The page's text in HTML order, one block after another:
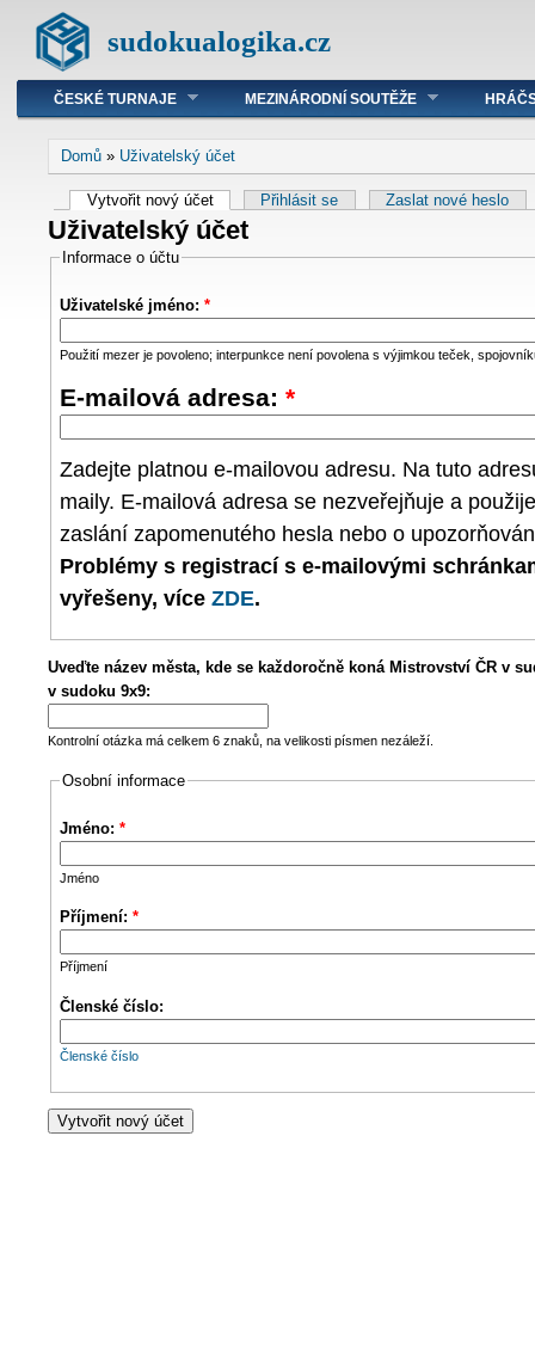
sudokualogika.cz
ČESKÉ TURNAJE MEZINÁRODNÍ SOUTĚŽE
Domů » Uživatelský účet
Vytvořit nový účet Přihlásit se Zaslat nové heslo
Uživatelský účet
Informace o účtu
Uživatelské jméno: *
Použití mezer je povoleno; interpunkce není povolena s výjimkou teček,
E-mailová adresa: *
Zadejte platnou e-mailovou adresu. Na tuto
maily. E-mailová adresa se nezveřejňuje a
zaslání zapomenutého hesla nebo o
Problémy s registrací s e-mailovými
vyřešeny, více ZDE.
Uveďte název města, kde se každoročně koná Mistrovství ČR v
v sudoku 9x9:
Kontrolní otázka má celkem 6 znaků, na velikosti písmen nezáleží.
Osobní informace
Jméno: *
Jméno
Příjmení: *
Příjmení
Členské číslo:
Členské číslo